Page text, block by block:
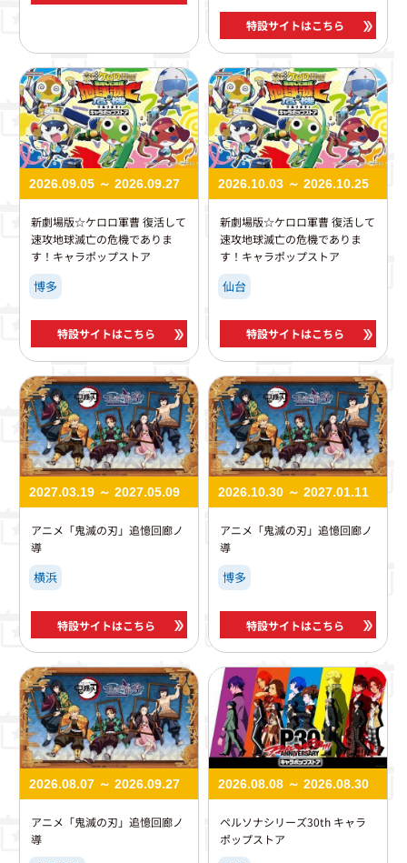
特設サイトはこちら
2026.09.05 ～ 2026.09.27
新劇場版☆ケロロ軍曹 復活して
速攻地球滅亡の危機でありま
す！キャラポップストア
博多
特設サイトはこちら
2026.10.03 ～ 2026.10.25
新劇場版☆ケロロ軍曹 復活して
速攻地球滅亡の危機でありま
す！キャラポップストア
仙台
特設サイトはこちら
2027.03.19 ～ 2027.05.09
アニメ「鬼滅の刃」追憶回廊ノ
導
横浜
特設サイトはこちら
2026.10.30 ～ 2027.01.11
アニメ「鬼滅の刃」追憶回廊ノ
導
博多
特設サイトはこちら
2026.08.07 ～ 2026.09.27
アニメ「鬼滅の刃」追憶回廊ノ
導
2026.08.08 ～ 2026.08.30
ペルソナシリーズ30th​ キャラ
ポップストア